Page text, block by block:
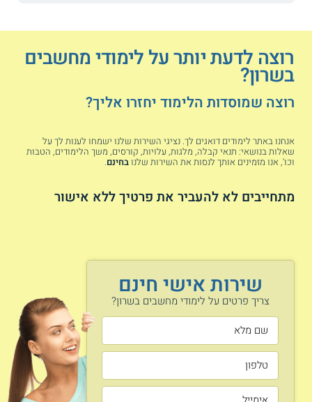
שירות אישי חינם
צריך פרטים על לימודי מחשבים בשרון?
רוצה לדעת יותר על לימודי מחשבים
בשרון?
רוצה שמוסדות הלימוד יחזרו אליך?
אנחנו באתר לימודים דואגים לך. נציגי השירות שלנו ישמחו לענות לך על
שאלות בנושאי: תנאי קבלה, מלגות, עלויות, קורסים, משך הלימודים, הטבות
וכו', אנו מזמינים אותך לנסות את השירות שלנובחינם.
מתחייבים לא להעביר את פרטיך ללא אישור